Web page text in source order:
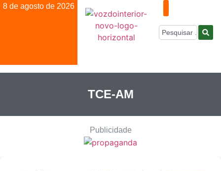
8 de agosto de 2026
TCE-AM
Publicidade